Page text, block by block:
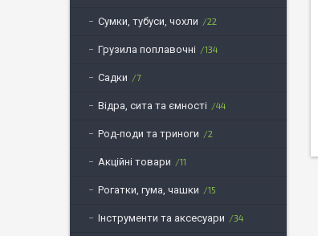
Сумки, тубуси, чохли 22
Грузила поплавочні 134
Садки 7
Відра, сита та ємності 44
Род-поди та триноги 2
Акційні товари 11
Рогатки, гума, чашки 15
Інструменти та аксесуари 34